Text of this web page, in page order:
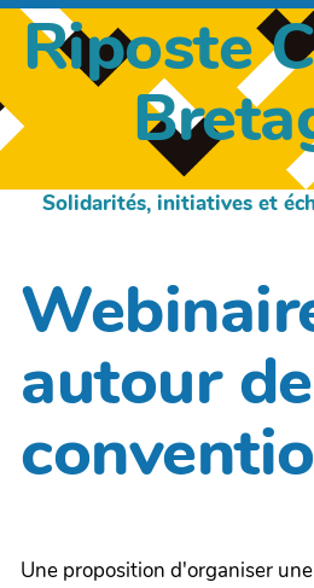
Riposte
Solidarités, initiatives et
autour
Une proposition d'organiser